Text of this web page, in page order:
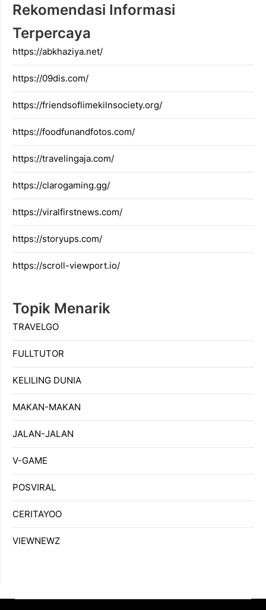
Rekomendasi Informasi
Terpercaya
https://abkhaziya.net/
https://09dis.com/
https://friendsoflimekilnsociety.org/
https://foodfunandfotos.com/
https://travelingaja.com/
https://clarogaming.gg/
https://viralfirstnews.com/
https://storyups.com/
https://scroll-viewport.io/
Topik Menarik
TRAVELGO
FULLTUTOR
KELILING DUNIA
MAKAN-MAKAN
JALAN-JALAN
V-GAME
POSVIRAL
CERITAYOO
VIEWNEWZ